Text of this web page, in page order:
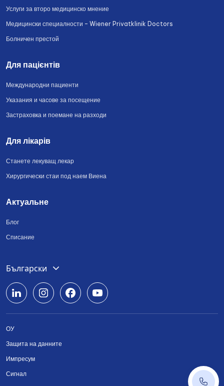
Услуги за второ медицинско мнение
Медицински специалности – Wiener Privatklinik Doctors
Болничен престой
Для пацієнтів
Международни пациенти
Указания и часове за посещение
Застраховка и поемане на разходи
Для лікарів
Станете лекуващ лекар
Хирургически стаи под наем Виена
Актуальне
Блог
Списание
Български
Deutsch
English
Srpski
ОУ
Защита на данните
Импресум
Сигнал
+43